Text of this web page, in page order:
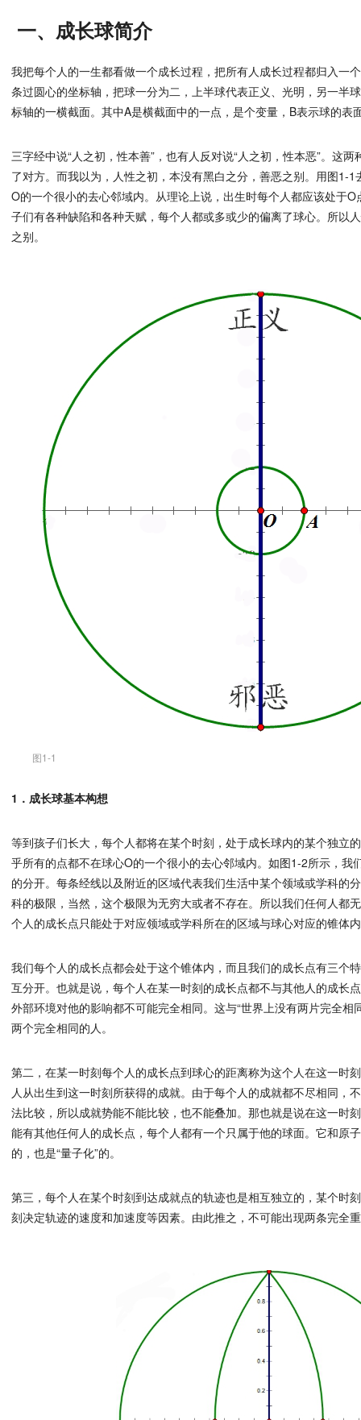
一、成长球简介
我把每个人的一生都看做一个成长过程，把所有人成长过程都归入一
条过圆心的坐标轴，把球一分为二，上半球代表正义、光明，另一半
标轴的一横截面。其中A是横截面中的一点，是个变量，B表示球的表
三字经中说“人之初，性本善”，也有人反对说“人之初，性本恶”。这
了对方。而我以为，人性之初，本没有黑白之分，善恶之别。用图1-
O的一个很小的去心邻域内。从理论上说，出生时每个人都应该处于
子们有各种缺陷和各种天赋，每个人都或多或少的偏离了球心。所以
之别。
图1-1
1．成长球基本构想
等到孩子们长大，每个人都将在某个时刻，处于成长球内的某个独立
乎所有的点都不在球心O的一个很小的去心邻域内。如图1-2所示，我
的分开。每条经线以及附近的区域代表我们生活中某个领域或学科的
科的极限，当然，这个极限为无穷大或者不存在。所以我们任何人都
个人的成长点只能处于对应领域或学科所在的区域与球心对应的锥体
我们每个人的成长点都会处于这个锥体内，而且我们的成长点有三个
互分开。也就是说，每个人在某一时刻的成长点都不与其他人的成长
外部环境对他的影响都不可能完全相同。这与“世界上没有两片完全相
两个完全相同的人。
第二，在某一时刻每个人的成长点到球心的距离称为这个人在这一时
人从出生到这一时刻所获得的成就。由于每个人的成就都不尽相同，
法比较，所以成就势能不能比较，也不能叠加。那也就是说在这一时
能有其他任何人的成长点，每个人都有一个只属于他的球面。它和原
的，也是“量子化”的。
第三，每个人在某个时刻到达成就点的轨迹也是相互独立的，某个时
刻决定轨迹的速度和加速度等因素。由此推之，不可能出现两条完全